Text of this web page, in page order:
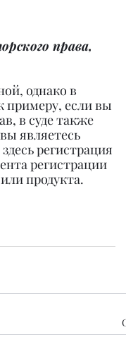
права,
однако в
примеру, если вы
в суде также
являетесь
регистрация
регистрации
продукта.